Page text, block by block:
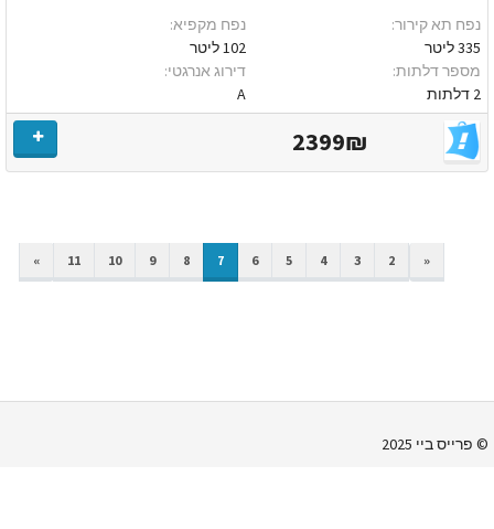
נפח תא קירור:
335 ליטר
מספר דלתות:
2 דלתות
נפח מקפיא:
102 ליטר
דירוג אנרגטי:
A
2399₪
«
PREVIOUS
2
3
4
5
6
7
8
9
10
11
»
© פרייס ביי 2025